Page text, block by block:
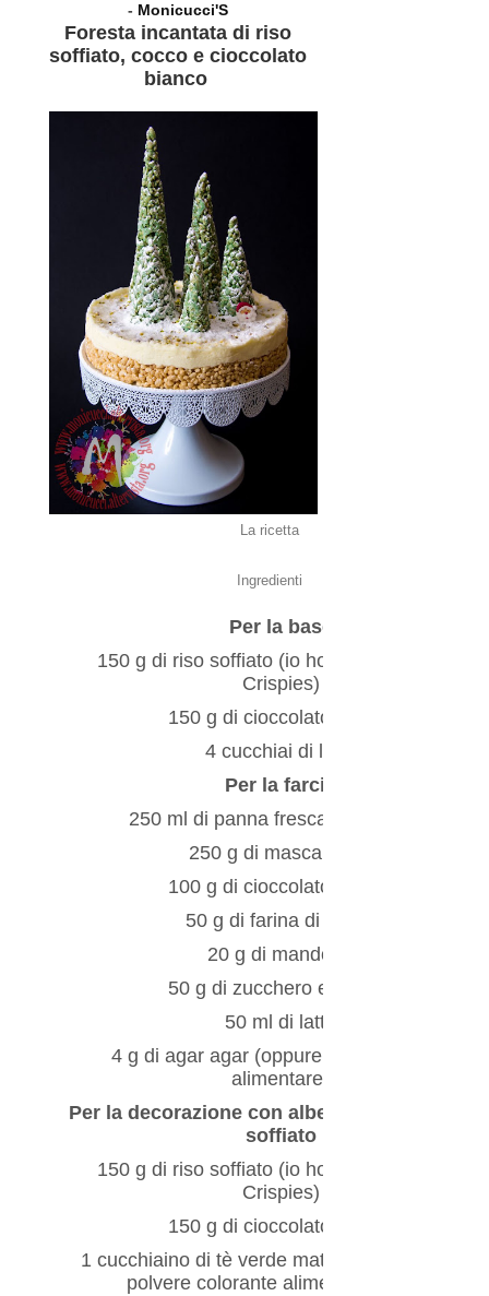
- Monicucci'S
Foresta incantata di riso
soffiato, cocco e cioccolato
bianco
La ricetta
Ingredienti
Per la base
150 g di riso soffiato (io ho utilizzato i Rice
Crispies)
150 g di cioccolato bianco
4 cucchiai di latte
Per la farcia
250 ml di panna fresca da montare
250 g di mascarpone
100 g di cioccolato bianco
50 g di farina di cocco
20 g di mandorle
50 g di zucchero extrafine
50 ml di latte
4 g di agar agar (oppure 8 g di gelatina
alimentare)
Per la decorazione con alberi di Natale di
soffiato
150 g di riso soffiato (io ho utilizzato i Rice
Crispies)
150 g di cioccolato bianco
1 cucchiaino di tè verde matcha (in alternativa
polvere colorante alimentare verde)